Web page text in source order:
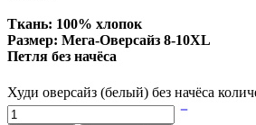
Ткань: 100% хлопок
Размер: Мега-Оверсайз 8-10XL
Петля без начёса
Худи оверсайз (белый) без начёса